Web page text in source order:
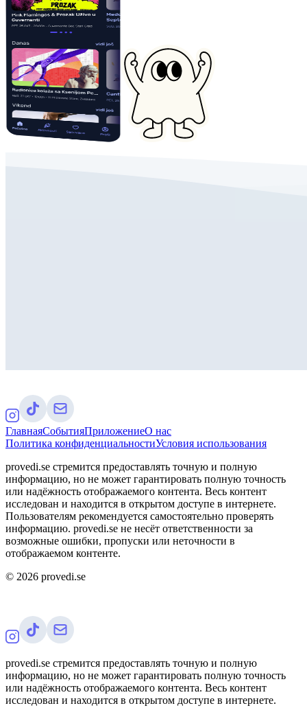
ГлавнаяСобытияПриложениеО нас
Политика конфиденциальностиУсловия использования
provedi.se стремится предоставлять точную и полную
информацию, но не может гарантировать полную точность
или надёжность отображаемого контента. Весь контент
исследован и находится в открытом доступе в интернете.
Пользователям рекомендуется самостоятельно проверять
информацию. provedi.se не несёт ответственности за
возможные ошибки, пропуски или неточности в
отображаемом контенте.
© 2026 provedi.se
provedi.se стремится предоставлять точную и полную
информацию, но не может гарантировать полную точность
или надёжность отображаемого контента. Весь контент
исследован и находится в открытом доступе в интернете.